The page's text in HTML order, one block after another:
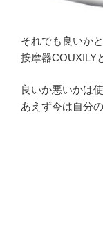
それでも良いか
按摩器COUXILY
良いか悪いかは
あえず今は自分